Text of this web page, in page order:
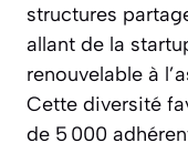
structures
allant de la
renouvelable à
Cette diversité
de 5 000